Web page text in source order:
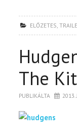
ELŐZETES,
The
PUBLIKÁLTA 2013.